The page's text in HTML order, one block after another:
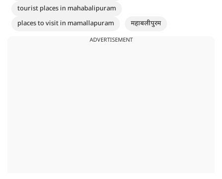
tourist places in mahabalipuram
places to visit in mamallapuram
महाबलीपुरम
ADVERTISEMENT